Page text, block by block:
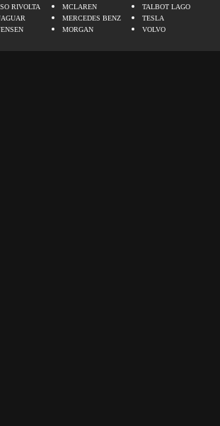
RIVOLTA
MCLAREN
MERCEDES BENZ
MORGAN
TALBOT LAGO
TESLA
VOLVO